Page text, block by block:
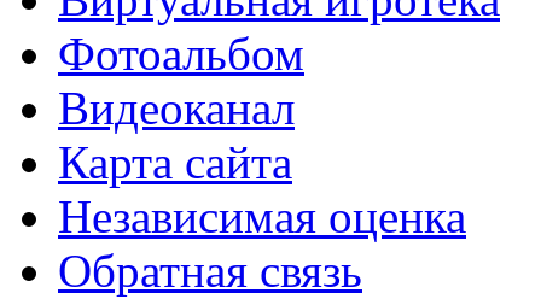
Фотоальбом
Видеоканал
Карта сайта
Независимая оценка
Обратная связь